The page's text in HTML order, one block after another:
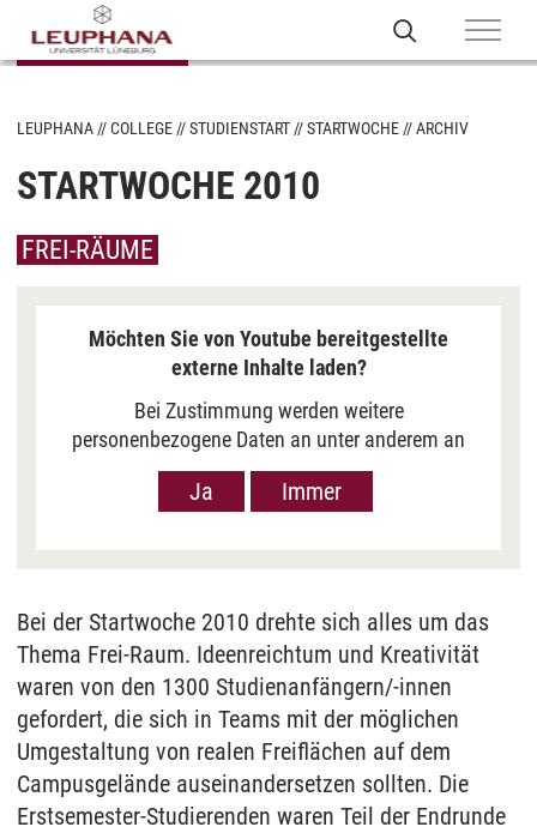
LEUPHANA COLLEGE STUDIENSTART STARTWOCHE ARCHIV
STARTWOCHE 2010
FREI-RÄUME
Möchten Sie von Youtube bereitgestellte
externe Inhalte laden?
Bei Zustimmung werden weitere
personenbezogene Daten an unter anderem an
Google in den USA übermittelt, um Ihnen Youtube-
Videos anzuzeigen. Der Europäische Gerichtshof
an EU-Standards, jedoch als unzureichend
dass Ihre Daten dann durch US-Behörden
verarbeitet werden können. Klicken Sie auf „Ja“
erfolgt die Weitergabe nur für die Anzeige dieses
Videos. Bei Klick auf „Immer“ erfolgt die
Weitergabe generell bei Anzeige von Youtube-
Videos auf unserer Seite. Nähere Informationen
hierzu entnehmen Sie bitte unserer
Datenschutzerklärung.
Ja Immer
Bei der Startwoche 2010 drehte sich alles um das
Thema Frei-Raum. Ideenreichtum und Kreativität
waren von den 1300 Studienanfängern/-innen
gefordert, die sich in Teams mit der möglichen
Umgestaltung von realen Freiflächen auf dem
Campusgelände auseinandersetzen sollten. Die
Erstsemester-Studierenden waren Teil der Endrunde